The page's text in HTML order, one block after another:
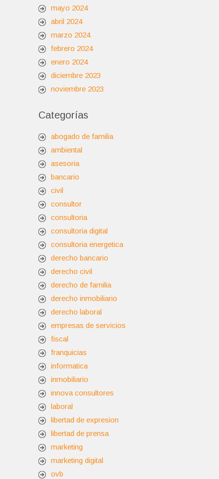
mayo 2024
abril 2024
marzo 2024
febrero 2024
enero 2024
diciembre 2023
noviembre 2023
Categorías
abogado de familia
ambiental
asesoria
bancario
civil
consultor
consultoria
consultoria digital
consultoria energetica
derecho bancario
derecho civil
derecho de familia
derecho inmobiliario
derecho laboral
empresas de servicios
fiscal
franquicias
informatica
inmobiliario
innova consultores
laboral
libertad de expresion
libertad de prensa
marketing
marketing digital
ovb